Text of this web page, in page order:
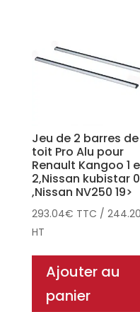
Jeu de 2 barres de
toit Pro Alu pour
Renault Kangoo 1
2,Nissan kubistar
,Nissan NV250 19>
293.04€ TTC / 244.20
HT
Ajouter au
panier